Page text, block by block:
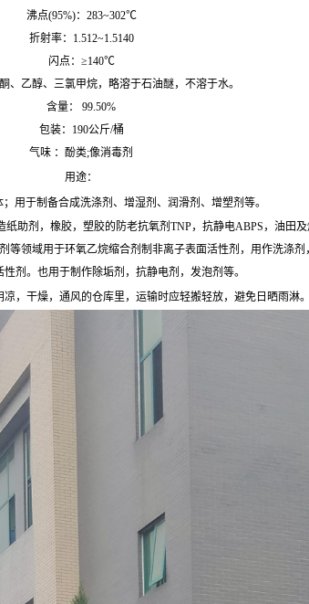
沸点(95%)：283~302℃
折射率：1.512~1.5140
闪点：≥140℃
、乙醇、三氯甲烷，略溶于石油醚，不溶于水。
含量： 99.50%
包装：190公斤/桶
气味 ：酚类;像消毒剂
用途：
用于制备合成洗涤剂、增湿剂、润滑剂、增塑剂等。
助剂，橡胶，塑胶的防老抗氧剂TNP，抗静电ABPS，油田
领域用于环氧乙烷缩合剂制非离子表面活性剂，用作洗涤
剂。也用于制作除垢剂，抗静电剂，发泡剂等。
，干燥，通风的仓库里，运输时应轻搬轻放，避免日晒雨淋。